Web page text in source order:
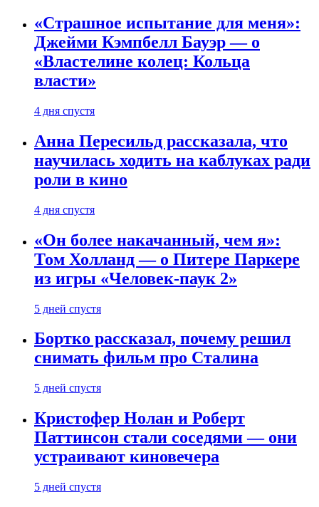
«Страшное испытание для меня»:
Джейми Кэмпбелл Бауэр — о
«Властелине колец: Кольца
власти»
4 дня спустя
Анна Пересильд рассказала, что
научилась ходить на каблуках ради
роли в кино
4 дня спустя
«Он более накачанный, чем я»:
Том Холланд — о Питере Паркере
из игры «Человек-паук 2»
5 дней спустя
Бортко рассказал, почему решил
снимать фильм про Сталина
5 дней спустя
Кристофер Нолан и Роберт
Паттинсон стали соседями — они
устраивают киновечера
5 дней спустя